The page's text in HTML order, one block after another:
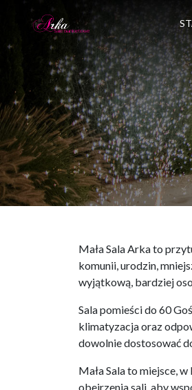
Mała Sala Arka to
komunii, urodzin,
wyjątkową, bardziej
Sala pomieści do 60
klimatyzacja oraz
dowolnie dostosować
Mała Sala to miejsce,
obejrzenia sali, aby